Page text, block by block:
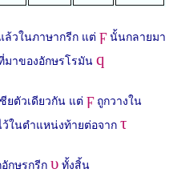
ล้วในภาษากรีก แต่ ϝนั้นกลายมา
มาของอักษรโรมัน q
ยตัวเดียวกัน แต่ ϝถูกวางใน
ว้ในตำแหน่งท้ายต่อจาก τ
กษรกรีก υ ทั้งสิ้น